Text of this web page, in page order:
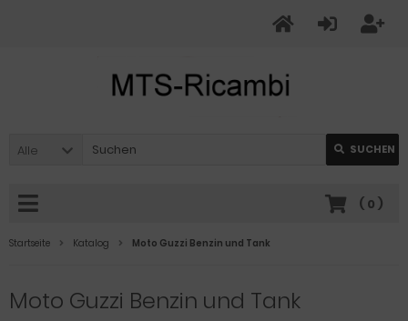
Alle SUCHEN
( 0 )
Startseite Katalog Moto Guzzi Benzin und Tank
Moto Guzzi Benzin und Tank